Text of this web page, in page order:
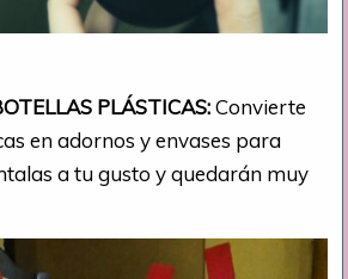
PLÁSTICAS:Convierte
en adornos y envases para
a tu gusto y quedarán muy